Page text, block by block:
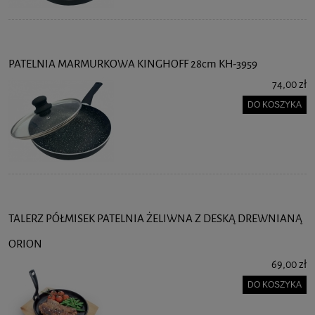
PATELNIA MARMURKOWA KINGHOFF 28cm KH-3959
74,00 zł
DO KOSZYKA
TALERZ PÓŁMISEK PATELNIA ŻELIWNA Z DESKĄ DREWNIANĄ
ORION
69,00 zł
DO KOSZYKA